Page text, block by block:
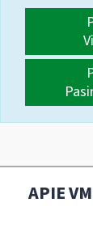
APIE